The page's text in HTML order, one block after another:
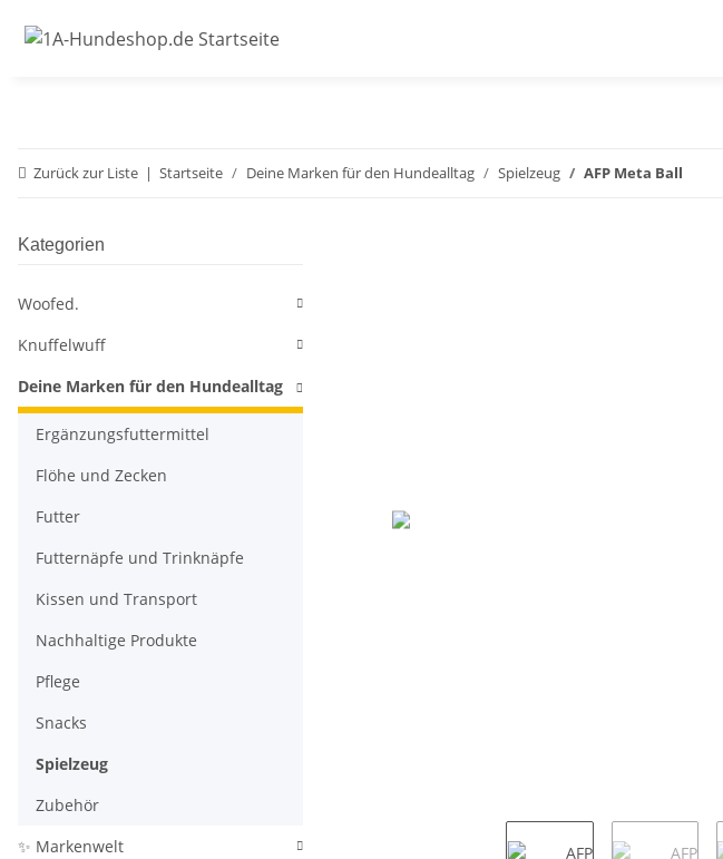
Zurück zur Liste Startseite Deine Marken für den Hundealltag Spielzeug AFP Meta Ball
Kategorien
Woofed.
Knuffelwuff
Deine Marken für den Hundealltag
Ergänzungsfuttermittel
Flöhe und Zecken
Futter
Futternäpfe und Trinknäpfe
Kissen und Transport
Nachhaltige Produkte
Pflege
Snacks
Spielzeug
Zubehör
✨ Markenwelt